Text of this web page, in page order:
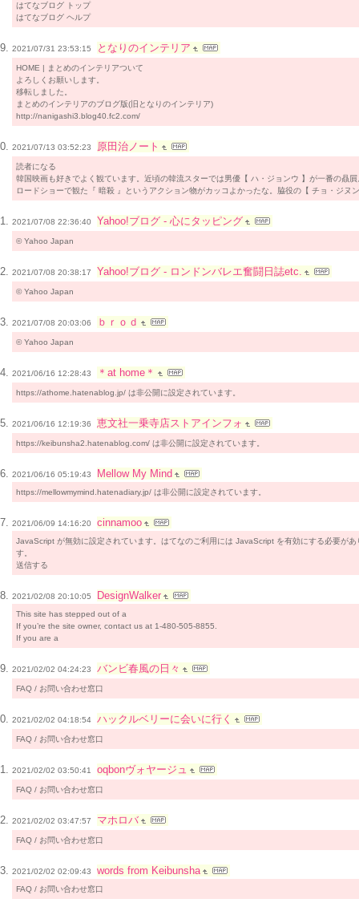
はてなブログ トップ
はてなブログ ヘルプ
2021/07/31 23:53:15 となりのインテリア
HOME | まとめのインテリアついて
よろしくお願いします。
移転しました。
まとめのインテリアのブログ版(旧となりのインテリア)
http://nanigashi3.blog40.fc2.com/
2021/07/13 03:52:23 原田治ノート
読者になる
韓国映画も好きでよく観ています。近頃の韓流スターでは男優【 ハ・ジョンウ 】が一番の贔屓
ロードショーで観た『 暗殺 』というアクション物がカッコよかったな。脇役の【 チョ・ジヌ
2021/07/08 22:36:40 Yahoo!ブログ - 心にタッピング
© Yahoo Japan
2021/07/08 20:38:17 Yahoo!ブログ - ロンドンバレエ奮闘日誌etc.
© Yahoo Japan
2021/07/08 20:03:06 ｂｒｏｄ
© Yahoo Japan
2021/06/16 12:28:43 ＊at home＊
https://athome.hatenablog.jp/ は非公開に設定されています。
2021/06/16 12:19:36 恵文社一乗寺店ストアインフォ
https://keibunsha2.hatenablog.com/ は非公開に設定されています。
2021/06/16 05:19:43 Mellow My Mind
https://mellowmymind.hatenadiary.jp/ は非公開に設定されています。
2021/06/09 14:16:20 cinnamoo
JavaScript が無効に設定されています。はてなのご利用には JavaScript を有効にする必要があ
す。
送信する
2021/02/08 20:10:05 DesignWalker
This site has stepped out of a
If you’re the site owner, contact us at 1-480-505-8855.
If you are a
2021/02/02 04:24:23 バンビ春風の日々
FAQ / お問い合わせ窓口
2021/02/02 04:18:54 ハックルベリーに会いに行く
FAQ / お問い合わせ窓口
2021/02/02 03:50:41 oqbonヴォヤージュ
FAQ / お問い合わせ窓口
2021/02/02 03:47:57 マホロバ
FAQ / お問い合わせ窓口
2021/02/02 02:09:43 words from Keibunsha
FAQ / お問い合わせ窓口